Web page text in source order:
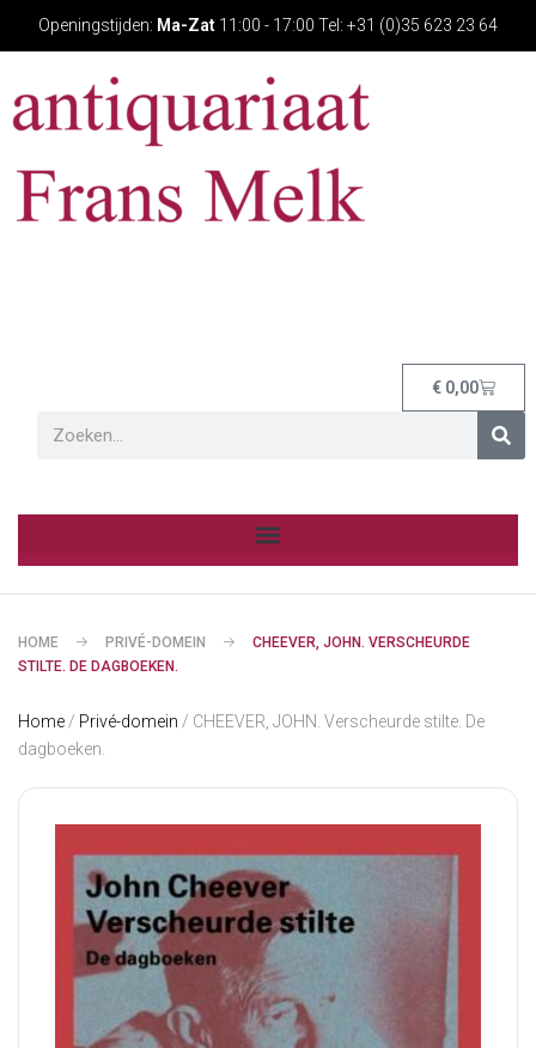
Openingstijden: Ma-Zat 11:00 - 17:00 Tel: +31 (0)35 623 23 64
€ 0,00
HOME PRIVÉ-DOMEIN
CHEEVER, JOHN. VERSCHEURDE
STILTE. DE DAGBOEKEN.
Home / Privé-domein / CHEEVER, JOHN. Verscheurde stilte. De
dagboeken.